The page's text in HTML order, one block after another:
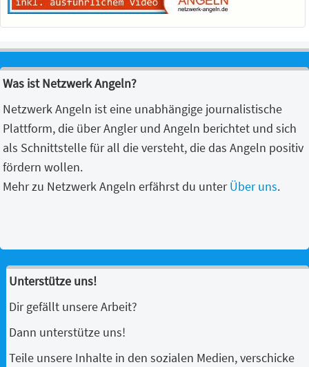
Was ist Netzwerk Angeln?
Netzwerk Angeln ist eine unabhängige journalistische
Plattform, die über Angler und Angeln berichtet und sich
als Schnittstelle für all die versteht, die das Angeln positiv
fördern wollen.
Mehr zu Netzwerk Angeln erfährst du unterÜber uns.
Unterstütze uns!
Dir gefällt unsere Arbeit?
Dann unterstütze uns!
Teile unsere Inhalte in den sozialen Medien, verschicke